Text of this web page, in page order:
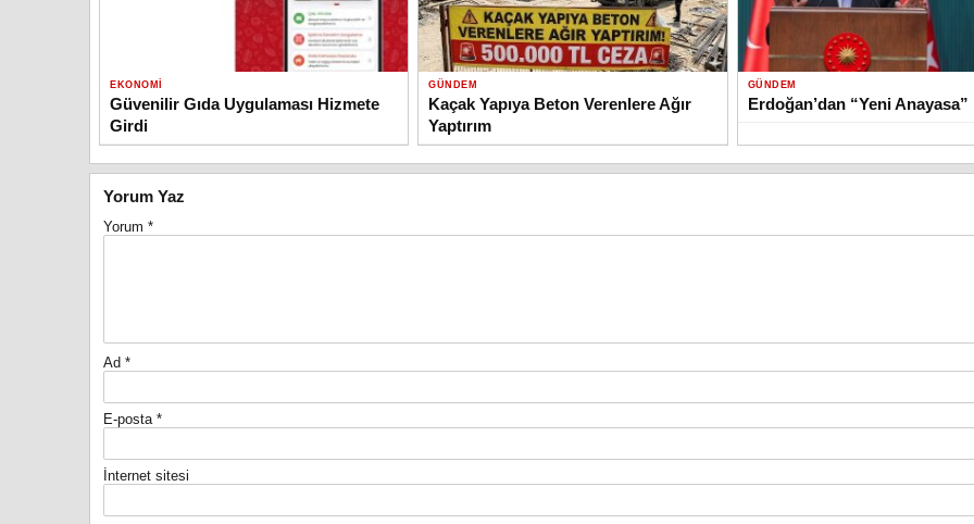
EKONOMI
Güvenilir Gıda Uygulaması Hizmete
Girdi
GÜNDEM
Kaçak Yapıya Beton Verenlere Ağır
Yaptırım
GÜNDEM
Erdoğan’dan “Yeni Anayasa”
Yorum Yaz
Yorum *
Ad *
E-posta *
İnternet sitesi